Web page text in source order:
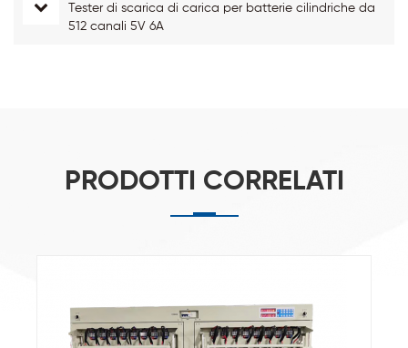
Tester di scarica di carica per batterie cilindriche da
512 canali 5V 6A
PRODOTTI CORRELATI